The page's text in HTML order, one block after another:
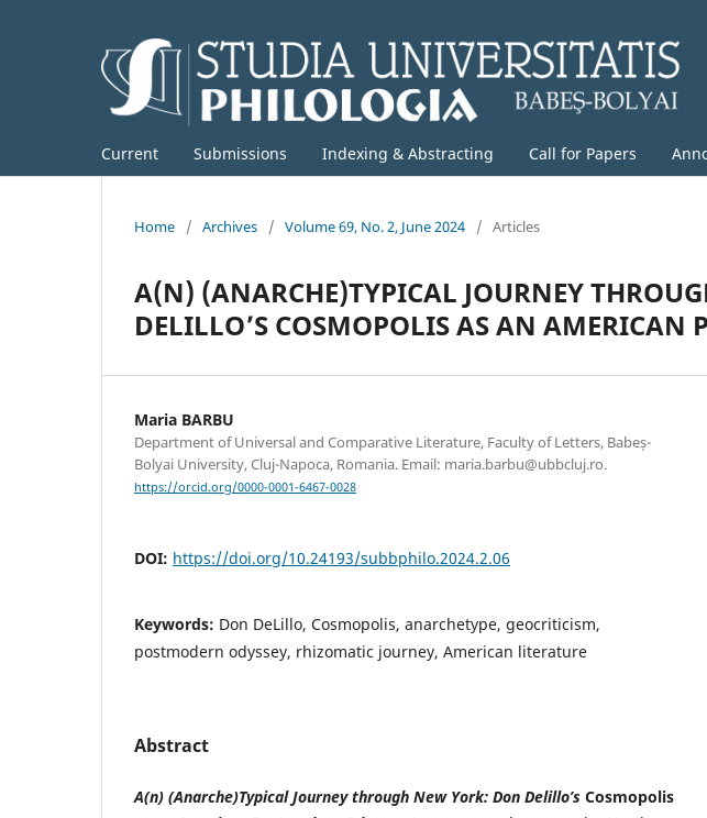
Current Submissions Indexing & Abstracting Call for Papers
Home / Archives / Volume 69, No. 2, June 2024 / Articles
A(N) (ANARCHE)TYPICAL JOURNEY
DELILLO’S COSMOPOLIS AS AN AMERICAN
Maria BARBU
Department of Universal and Comparative Literature, Faculty of Letters, Babeș-
Bolyai University, Cluj-Napoca, Romania. Email: maria.barbu@ubbcluj.ro.
https://orcid.org/0000-0001-6467-0028
DOI: https://doi.org/10.24193/subbphilo.2024.2.06
Keywords: Don DeLillo, Cosmopolis, anarchetype, geocriticism,
postmodern odyssey, rhizomatic journey, American literature
Abstract
A(n) (Anarche)Typical Journey through New York: Don Delillo’s Cosmopolis